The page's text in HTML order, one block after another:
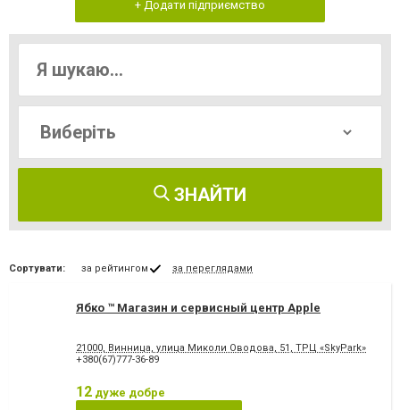
+ Додати підприємство
ЗНАЙТИ
Сортувати: за рейтингом за переглядами
Ябко ™ Магазин и сервисный центр Apple
21000, Винница, улица Миколи Оводова, 51, ТРЦ «SkyPark»
+380(67)777-36-89
12 дуже добре